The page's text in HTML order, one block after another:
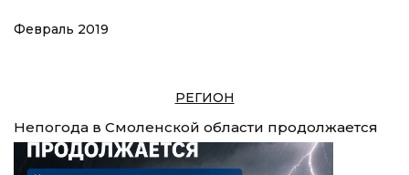
Февраль 2019
РЕГИОН
Непогода в Смоленской области продолжается